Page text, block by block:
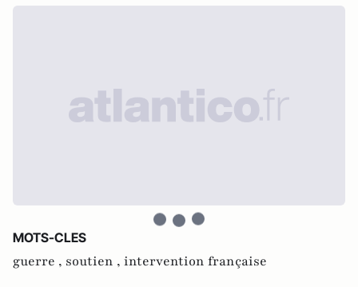
MOTS-CLES
guerre , soutien , intervention française